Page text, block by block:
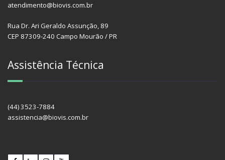
atendimento@biovis.com.br
Rua Dr. Ari Geraldo Assunção, 89
CEP 87309-240 Campo Mourão / PR
Assistência Técnica
(44) 3523-7884
assistencia@biovis.com.br